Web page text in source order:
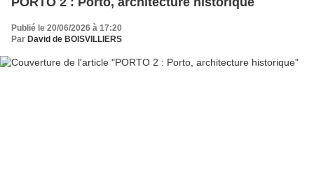
Publié le 20/06/2026 à 17:20
Par David de BOISVILLIERS